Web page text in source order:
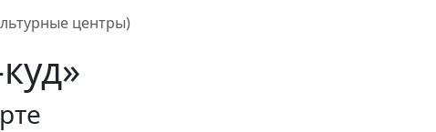
центры)